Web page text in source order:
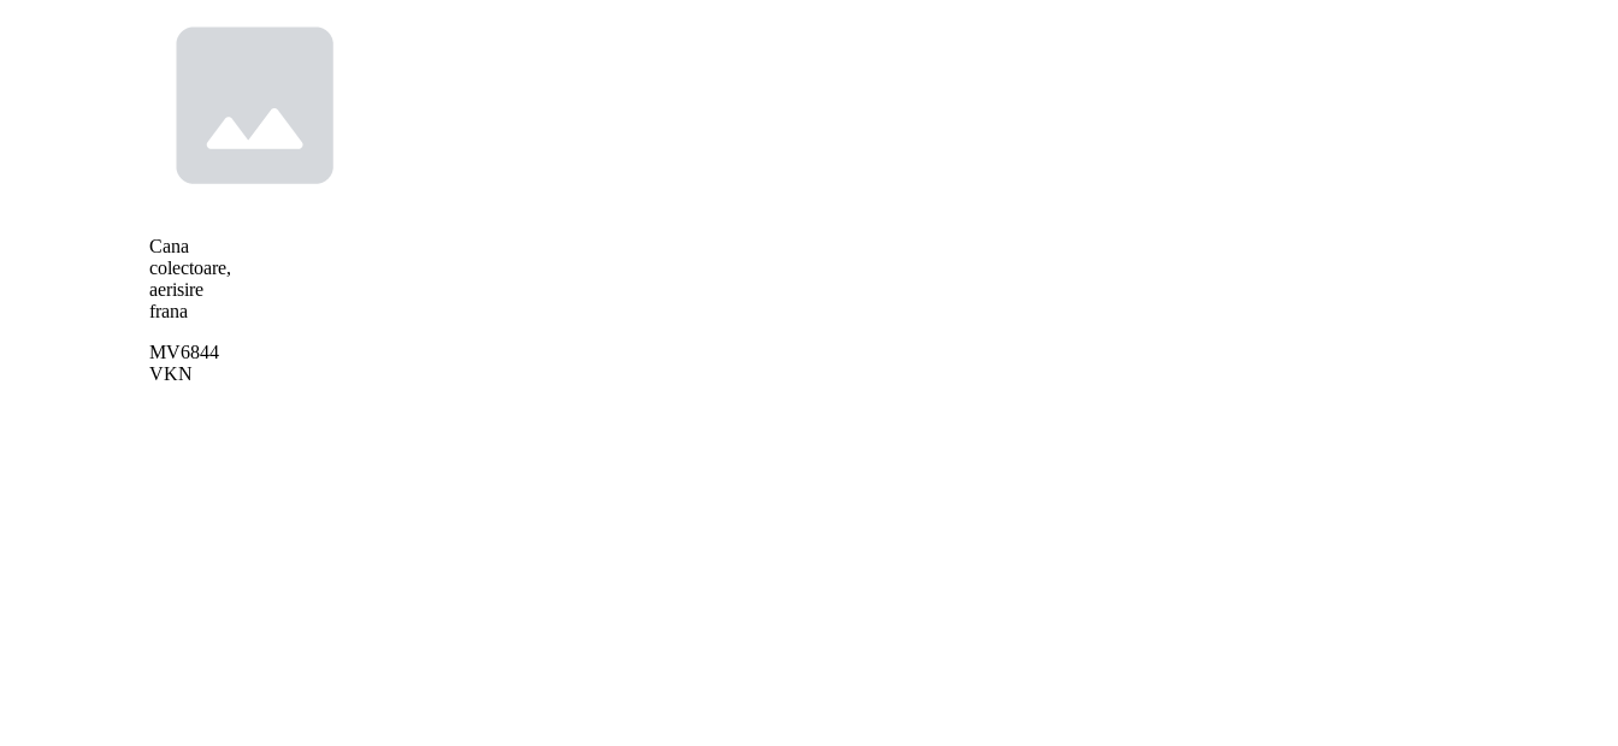
Cana
colectoare,
aerisire
frana
MV6844
VKN